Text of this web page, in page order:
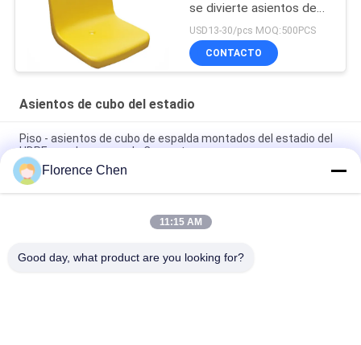
se divierte asientos de
cubo del estadio
USD13-30/pcs MOQ:500PCS
CONTACTO
Asientos de cubo del estadio
Piso - asientos de cubo de espalda montados del estadio del
HDPE para los pasos de Concret
Silla de alta densidad del blanqueador del estadio de los
asientos de cubo del estadio de la audiencia del polietileno
Blanqueador al aire libre Seat de la silla del estadio del HDPE de
Florence Chen
11:15 AM
Good day, what product are you looking for?